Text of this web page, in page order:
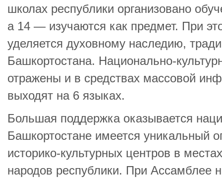
школах республики организовано
а 14 — изучаются как предмет. При
уделяется духовному наследию,
Башкортостана. Национально-
отражены и в средствах массовой
выходят на 6 языках.
Большая поддержка оказывается
Башкортостане имеется уникальный
историко-культурных центров в
народов республики. При Ассамблее